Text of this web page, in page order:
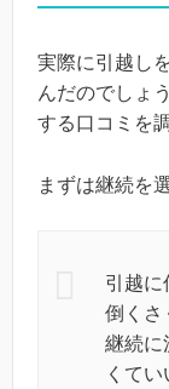
実際に引越し
んだのでしょ
する口コミを
まずは継続を
引越に
倒くさ
継続に
くて